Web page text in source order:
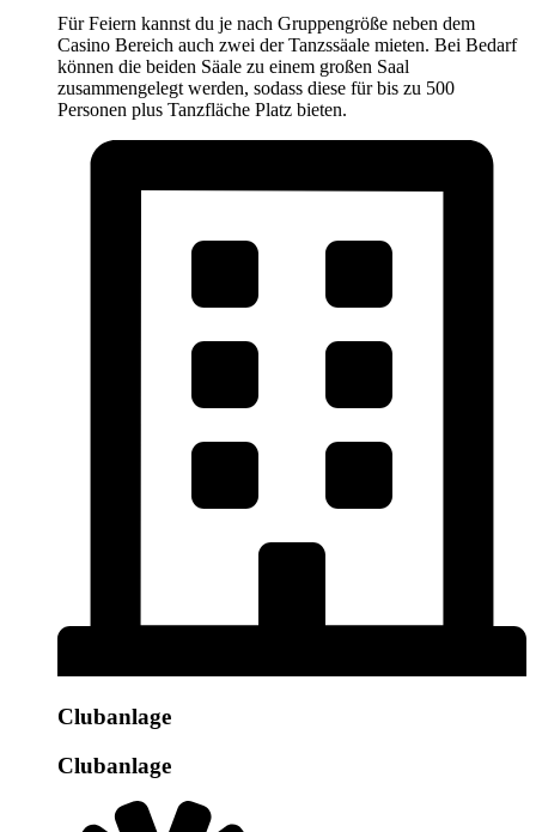
Für Feiern kannst du je nach Gruppengröße neben dem
Casino Bereich auch zwei der Tanzssäale mieten. Bei Bedarf
können die beiden Säale zu einem großen Saal
zusammengelegt werden, sodass diese für bis zu 500
Personen plus Tanzfläche Platz bieten.
Clubanlage
Clubanlage